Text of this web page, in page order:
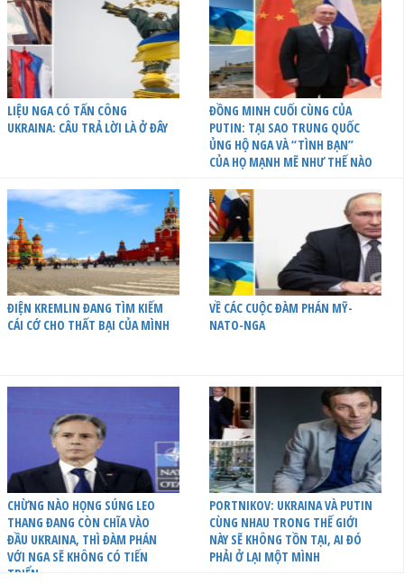
LIỆU NGA CÓ TẤN CÔNG
UKRAINA: CÂU TRẢ LỜI LÀ Ở ĐÂY
ĐỒNG MINH CUỐI CÙNG CỦA
PUTIN: TẠI SAO TRUNG QUỐC
ỦNG HỘ NGA VÀ “TÌNH BẠN”
CỦA HỌ MẠNH MẼ NHƯ THẾ NÀO
ĐIỆN KREMLIN ĐANG TÌM KIẾM
CÁI CỚ CHO THẤT BẠI CỦA MÌNH
VỀ CÁC CUỘC ĐÀM PHÁN MỸ-
NATO-NGA
CHỪNG NÀO HỌNG SÚNG LEO
THANG ĐANG CÒN CHĨA VÀO
ĐẦU UKRAINA, THÌ ĐÀM PHÁN
VỚI NGA SẼ KHÔNG CÓ TIẾN
TRIỂN
PORTNIKOV: UKRAINA VÀ PUTIN
CÙNG NHAU TRONG THẾ GIỚI
NÀY SẼ KHÔNG TỒN TẠI, AI ĐÓ
PHẢI Ở LẠI MỘT MÌNH